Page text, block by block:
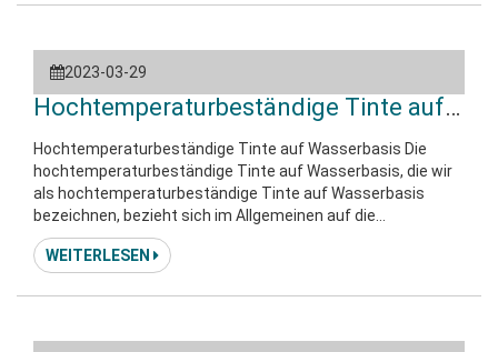
2023-03-29
Hochtemperaturbeständige Tinte auf
Hochtemperaturbeständige Tinte auf Wasserbasis Die
hochtemperaturbeständige Tinte auf Wasserbasis, die wir
als hochtemperaturbeständige Tinte auf Wasserbasis
bezeichnen, bezieht sich im Allgemeinen auf die
Verwendung von Tinte auf Wasserbasis zwischen 120 °C
und 150 °C, die auf Plexigrin und andere Druckprodukte
WEITERLESEN